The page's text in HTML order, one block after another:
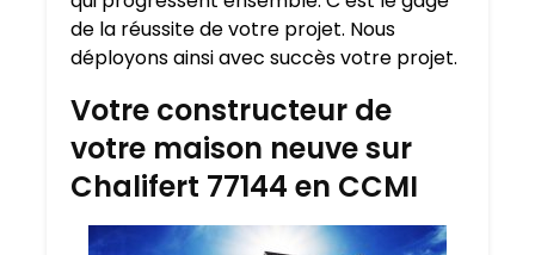
de la réussite de votre projet. Nous
déployons ainsi avec succès votre projet.
Votre constructeur de
votre maison neuve sur
Chalifert 77144 en CCMI